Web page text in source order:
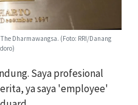
Dharmawangsa. (Foto: RRI/Danang
Saya profesional
ya saya 'employee'